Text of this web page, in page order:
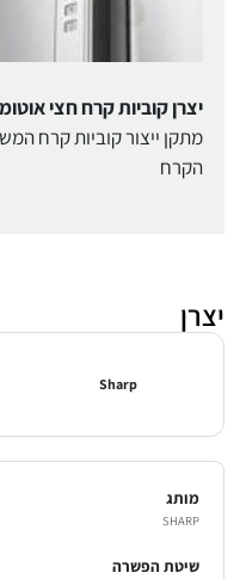
יצרן קוביות קרח חצי
מתקן ייצור קוביות קרח
הקרח
יצרן
Sharp
מותג
SHARP
שיטת הפשרה